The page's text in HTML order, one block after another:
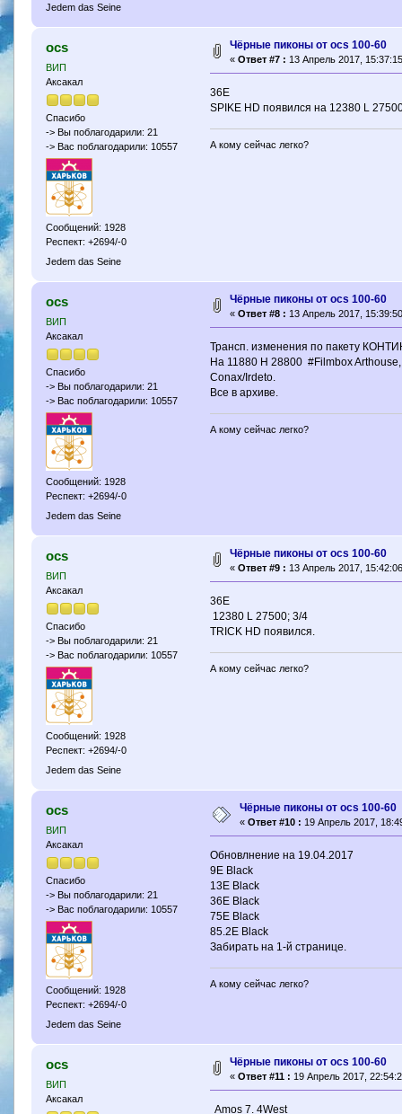
Jedem das Seine
ocs
ВИП
Аксакал
Спасибо
-> Вы поблагодарили: 21
-> Вас поблагодарили: 10557
Сообщений: 1928
Респект: +2694/-0
Jedem das Seine
Чёрные пиконы от ocs 100-60
« Ответ #7 : 13 Апрель 2017,
36Е
SPIKE HD появился на 12380 L
А кому сейчас легко?
ocs
ВИП
Аксакал
Спасибо
-> Вы поблагодарили: 21
-> Вас поблагодарили: 10557
Сообщений: 1928
Респект: +2694/-0
Jedem das Seine
Чёрные пиконы от ocs 100-60
« Ответ #8 : 13 Апрель 2017,
Трансп. изменения по пакету
На 11880 H 28800 #Filmbox
Conax/Irdeto.
Все в архиве.
А кому сейчас легко?
ocs
ВИП
Аксакал
Спасибо
-> Вы поблагодарили: 21
-> Вас поблагодарили: 10557
Сообщений: 1928
Респект: +2694/-0
Jedem das Seine
Чёрные пиконы от ocs 100-60
« Ответ #9 : 13 Апрель 2017,
36Е
12380 L 27500; 3/4
TRICK HD появился.
А кому сейчас легко?
ocs
ВИП
Аксакал
Спасибо
-> Вы поблагодарили: 21
-> Вас поблагодарили: 10557
Сообщений: 1928
Респект: +2694/-0
Jedem das Seine
Чёрные пиконы от ocs 100-60
« Ответ #10 : 19 Апрель 2017,
Обновлнение на 19.04.2017
9Е Black
13Е Black
36E Black
75E Black
85.2E Black
Забирать на 1-й странице.
А кому сейчас легко?
ocs
ВИП
Аксакал
Чёрные пиконы от ocs 100-60
« Ответ #11 : 19 Апрель 2017,
Amos 7. 4West